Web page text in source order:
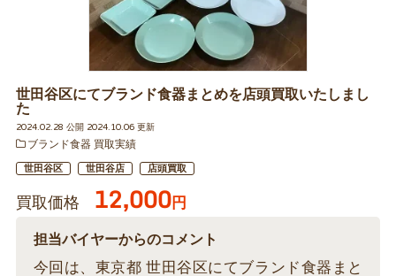
世田谷区にてブランド食器まとめを店頭買取いたしまし
た
2024.02.28 公開 2024.10.06 更新
ブランド食器 買取実績
世田谷区 世田谷店 店頭買取
買取価格 12,000円
担当バイヤーからのコメント
今回は、東京都 世田谷区にてブランド食器まと